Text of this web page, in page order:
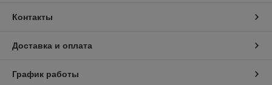
Контакты
Доставка и оплата
График работы